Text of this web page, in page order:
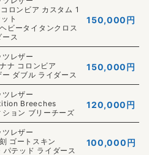
ロンビア カスタム 1
ト
ビータイタンクロス
ース
150,000 円
レザー
ナ コロンビア
ダブル ライダース
150,000円
レザー
Breeches
ョン ブリーチーズ
120,000円
レザー
ゴートスキン
パテッド ライダース
100,000円